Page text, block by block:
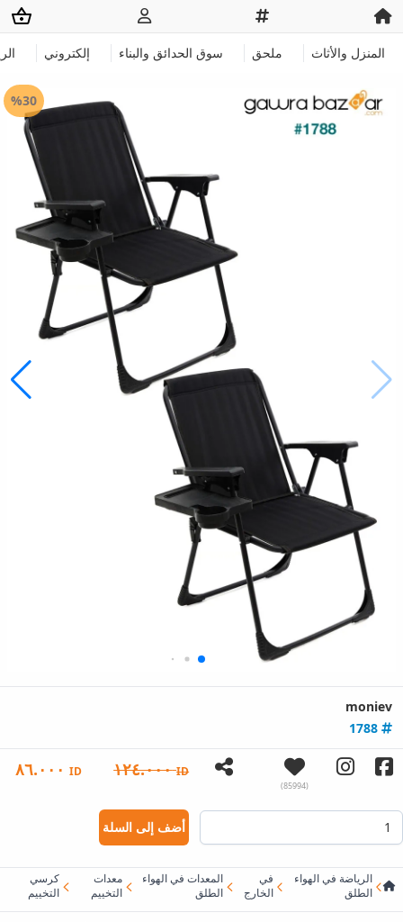
المنزل والأثاث ملحق سوق الحدائق والبناء إلكتروني
%30
moniev
(85994)
ID١٢٤.٠٠٠ ID٨٦.٠٠٠
أضف إلى السلة
الرياضة في الهواء
الطلق
في
الخارج
المعدات في الهواء
الطلق
معدات
التخييم
كرسي
التخييم